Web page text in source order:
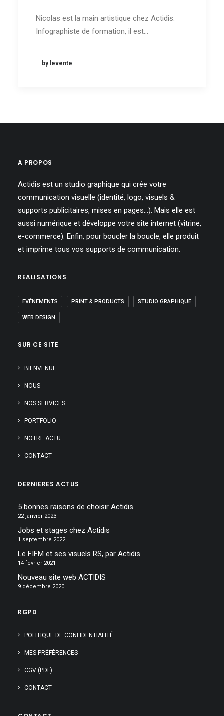
Nicolas est la main artistique chez Actidis.
Infographiste de formation, il est…
by levente
A PROPOS
Actidis est un studio graphique qui crée votre
communication visuelle (identité, logo, visuels &
supports publicitaires, mises en pages…). Mais elle est
aussi numérique et développe votre site internet (vitrine,
e-commerce). Enfin, pour boucler la boucle, elle produit
et imprime tous vos supports de communication.
REALISATIONS
EVÉNEMENTS PRINT & PRODUCTS STUDIO GRAPHIQUE
WEB DESIGN
SUR CE SITE
BIENVENUE
NOUS
NOS SERVICES
PORTFOLIO
NOTRE ACTU
CONTACT
DERNIERES ACTUS
5 bonnes raisons de choisir Actidis
22 janvier 2023
Jobs et stages chez Actidis
1 septembre 2022
Le FIFM et ses visuels RS, par Actidis
14 février 2021
Nouveau site web ACTIDIS
9 décembre 2020
RGPD
POLITIQUE DE CONFIDENTIALITÉ
MES PRÉFÉRENCES
CGV (PDF)
CONTACT